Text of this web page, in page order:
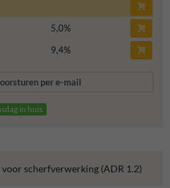
5,0%
9,4%
per e-mail
in huis
scherfverwerking (ADR 1.2)